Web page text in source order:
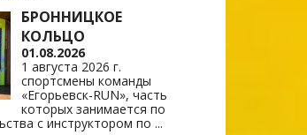
БРОННИЦКОЕ
КОЛЬЦО
01.08.2026
1 августа 2026 г.
спортсмены команды
«Егорьевск-RUN», часть
которых занимается по
с инструктором по ...